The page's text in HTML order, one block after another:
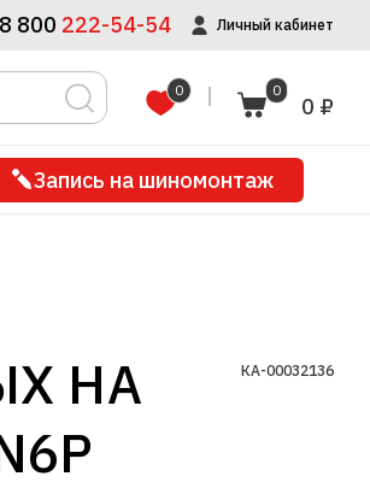
8 800 222-54-54 Личный кабинет
0 0
0 ₽
Запись на шиномонтаж
НА
КА-00032136